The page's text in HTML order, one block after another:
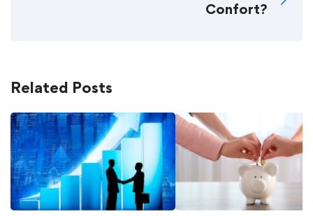
Confort?
Related Posts